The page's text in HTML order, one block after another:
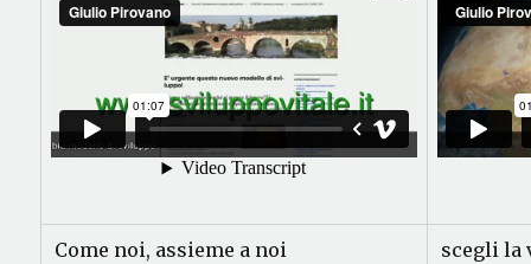
Come noi, assieme a noi scegli la